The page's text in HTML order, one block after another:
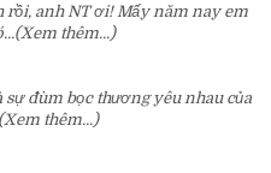
rồi, anh NT ơi! Mấy năm nay em
(Xem thêm...)
đùm bọc thương yêu nhau của
(Xem thêm...)